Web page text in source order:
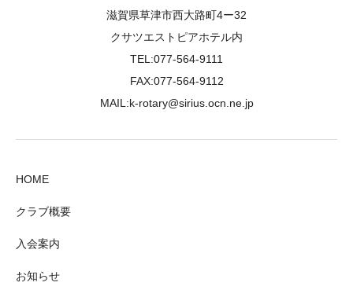
滋賀県草津市西大路町4ー32
クサツエストピアホテル内
TEL:077-564-9111
FAX:077-564-9112
MAIL:k-rotary@sirius.ocn.ne.jp
HOME
クラブ概要
入会案内
お知らせ